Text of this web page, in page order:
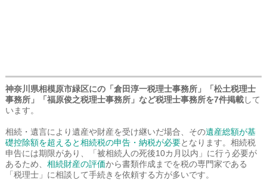
神奈川県相模原市緑区にの「倉田淳一税理士事務所」「松土税理士
事務所」「福原俊之税理士事務所」など税理士事務所を7件掲載して
います。
相続・遺言により遺産や財産を受け継いだ場合、その遺産総額が基
礎控除額を超えると相続税の申告・納税が必要となります。相続税
申告には期限があり、「被相続人の死後10カ月以内」に行う必要が
あるため、 相続財産の評価から書類作成までを税の専門家である
「税理士」に相談して手続きを依頼する方が多いです。